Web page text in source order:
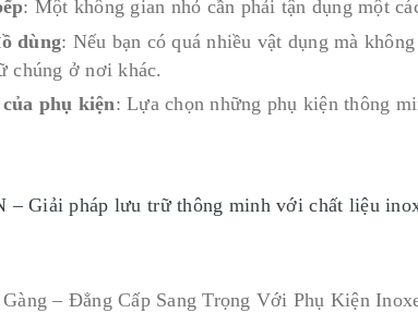
: Một không gian nhỏ cần phải tận dụng một
dùng: Nếu bạn có quá nhiều vật dụng mà
chúng ở nơi khác.
phụ kiện: Lựa chọn những phụ kiện thông
– Giải pháp lưu trữ thông minh với chất liệu